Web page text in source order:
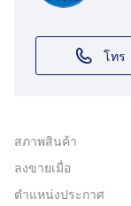
โทร
สภาพสินค้า
ลงขายเมื่อ
ตำแหน่งประกาศ